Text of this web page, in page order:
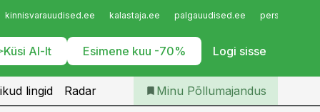
kinnisvarauudised.ee kalastaja.ee palgauudised.ee
Küsi AI-lt Esimene kuu -70% Logi sisse
Iseteenindus
Telli Põllumajandus
lingid Radar Minu Põllumajandus